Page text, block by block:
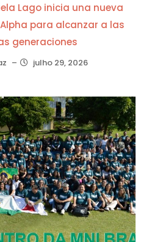
Lago inicia una nueva
para alcanzar a las
generaciones
– julho 29, 2026